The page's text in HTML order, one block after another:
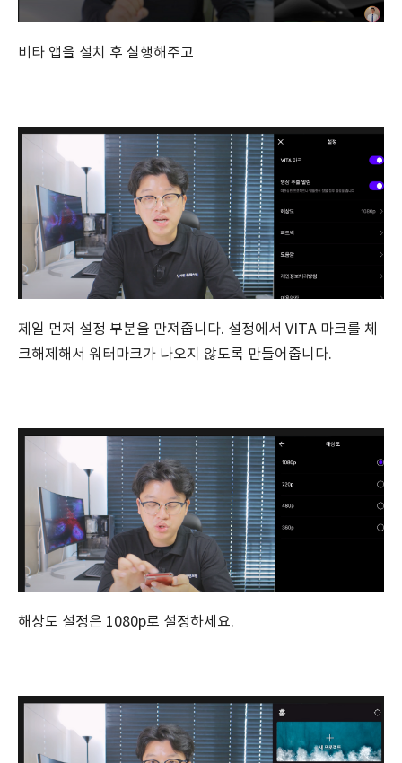
비타 앱을 설치 후 실행해주고
제일 먼저 설정 부분을 만져줍니다. 설정에서 VITA 마크를 체
크해제해서 워터마크가 나오지 않도록 만들어줍니다.
해상도 설정은 1080p로 설정하세요.